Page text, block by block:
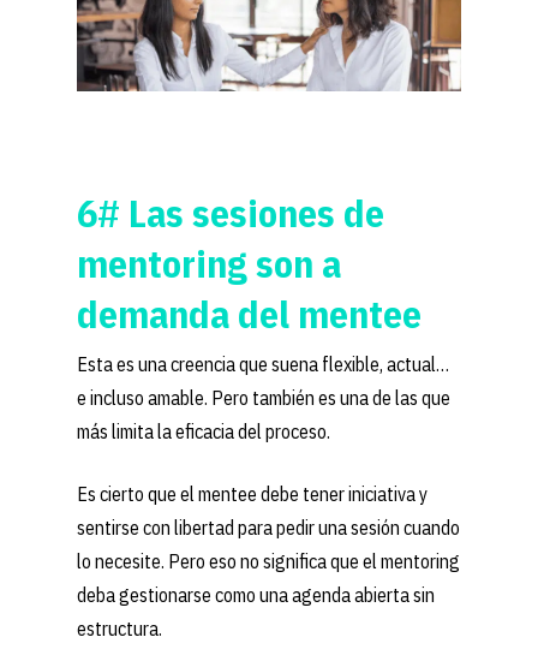
6# Las sesiones de
mentoring son a
demanda del mentee
Esta es una creencia que suena flexible, actual…
e incluso amable. Pero también es una de las que
más limita la eficacia del proceso.
Es cierto que el mentee debe tener iniciativa y
sentirse con libertad para pedir una sesión cuando
lo necesite. Pero eso no significa que el mentoring
deba gestionarse como una agenda abierta sin
estructura.